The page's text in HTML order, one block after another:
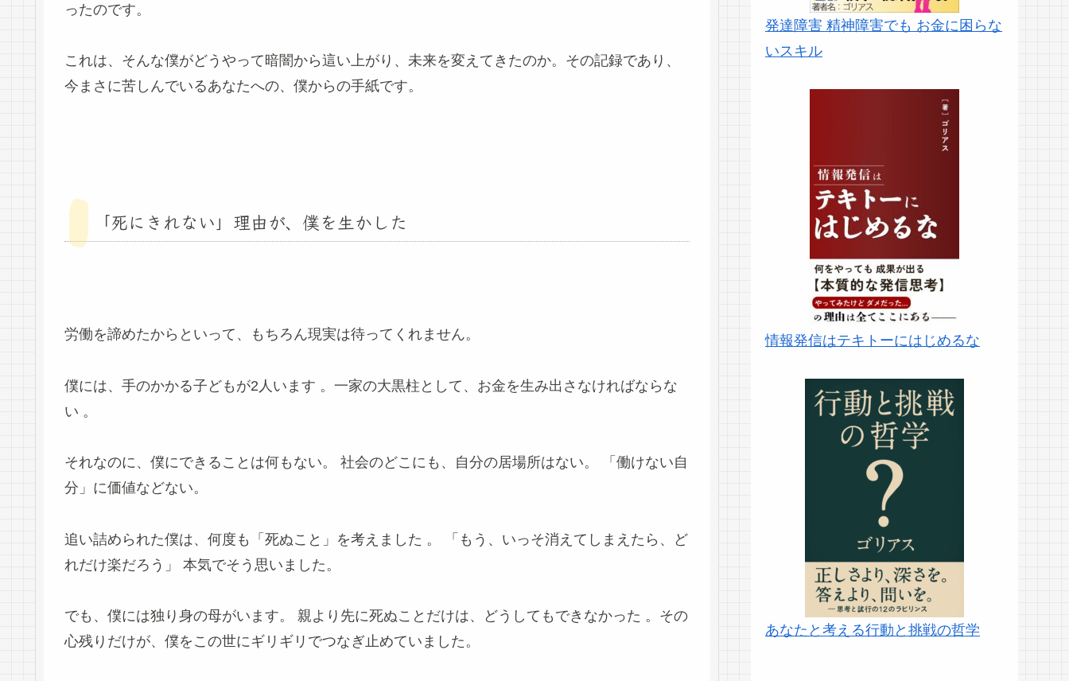
ったのです。
これは、そんな僕がどうやって暗闇から這い上がり、未来を変えてきたのか。その記録であり、
今まさに苦しんでいるあなたへの、僕からの手紙です。
「死にきれない」理由が、僕を生かした
労働を諦めたからといって、もちろん現実は待ってくれません。
僕には、手のかかる子どもが2人います 。一家の大黒柱として、お金を生み出さなければならな
い 。
それなのに、僕にできることは何もない。 社会のどこにも、自分の居場所はない。 「働けない自
分」に価値などない。
追い詰められた僕は、何度も「死ぬこと」を考えました 。 「もう、いっそ消えてしまえたら、ど
れだけ楽だろう」 本気でそう思いました。
でも、僕には独り身の母がいます。 親より先に死ぬことだけは、どうしてもできなかった 。その
心残りだけが、僕をこの世にギリギリでつなぎ止めていました。
発達障害 精神障害でも お金に困らな
いスキル
情報発信はテキトーにはじめるな
あなたと考える行動と挑戦の哲学